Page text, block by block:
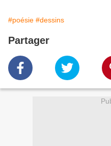
#poésie #dessins
Partager